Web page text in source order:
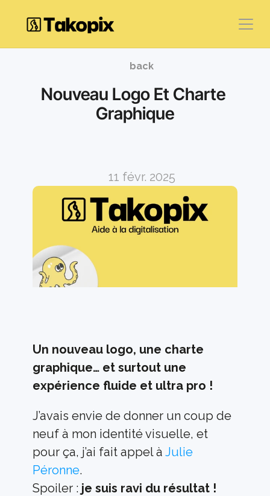
back
Nouveau Logo Et Charte
Graphique
11 févr. 2025
Un nouveau logo, une charte
graphique… et surtout une
expérience fluide et ultra pro !
J’avais envie de donner un coup de
neuf à mon identité visuelle, et
pour ça, j’ai fait appel à Julie
Péronne.
Spoiler : je suis ravi du résultat !